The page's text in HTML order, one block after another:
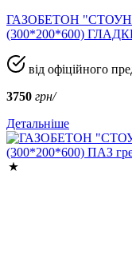
ГАЗОБЕТОН
(300*200*600)
від офіційного
3750 грн/
Детальніше